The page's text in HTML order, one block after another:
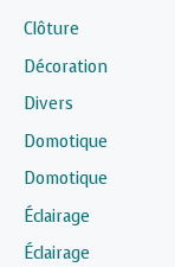
Clôture
Décoration
Divers
Domotique
Domotique
Éclairage
Éclairage